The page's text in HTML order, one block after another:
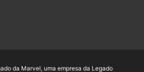
da Marvel, uma empresa da Legado